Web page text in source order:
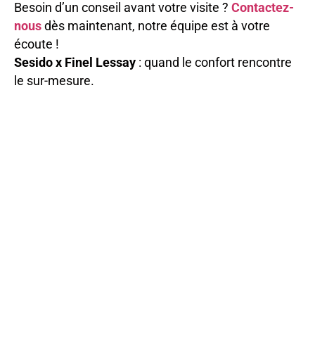
Besoin d’un conseil avant votre visite ? Contactez-
nous dès maintenant, notre équipe est à votre
écoute !
Sesido x Finel Lessay : quand le confort rencontre
le sur-mesure.